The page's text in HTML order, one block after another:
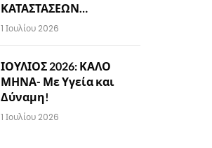
ΚΑΤΑΣΤΑΣΕΩΝ…
1 Ιουλίου 2026
ΙΟΥΛΙΟΣ 2026: ΚΑΛΟ
ΜΗΝΑ- Με Υγεία και
Δύναμη!
1 Ιουλίου 2026